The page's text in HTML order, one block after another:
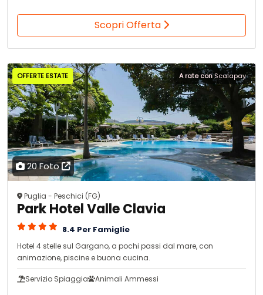
Scopri Offerta
20 Foto
OFFERTE ESTATE A rate conScalapay
Puglia - Peschici (FG)
Park Hotel Valle Clavia
8.4 Per Famiglie
Hotel 4 stelle sul Gargano, a pochi passi dal mare, con
animazione, piscine e buona cucina.
Servizio Spiaggia Animali Ammessi